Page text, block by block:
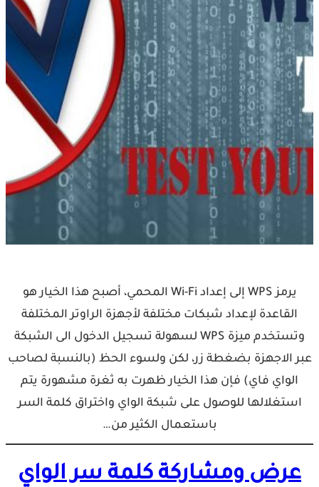
يرمز WPS إلى إعداد Wi-Fi المحمي، أصبح هذا الخيار هو
القاعدة لإعداد شبكات مختلفة لأجهزة الراوتر المختلفة
وتستخدم ميزة WPS لسهولة تسجيل الدخول الى الشبكة
عبر الاجهزة بضغطة زر، لكن ولسوء الحظ (بالنسبة لصاحب
الواي فاي) فإن هذا الخيار ظهرت به ثغرة مشهورة يتم
استغلالها للوصول على شبكة الواي واختراق كلمة السر
باستعمال الكثير من…
عرض ومشاركة كلمة سر الواي